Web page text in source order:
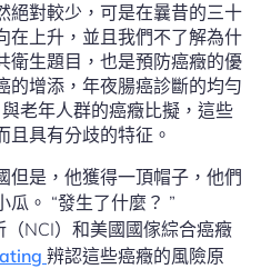
絕對較少，可是在曩昔的三十
在上升，並且我們不了解為什
衛生題目，也是預防癌癥的優
的增添，年夜腸癌診斷的均勻
老年人群的癌癥比擬，這些
且具有分歧的特征。
但是，他獲得一頂帽子，他們
瓜。 “發生了什麼？ ”
（NCI）和美國國傢綜合癌癥
辨認這些癌癥的風險原